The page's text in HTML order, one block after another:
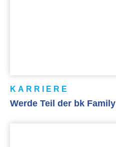
KARRIERE
Werde Teil der bk Family